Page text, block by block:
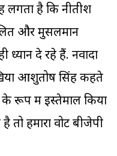
लगता है कि नीतीश
और मुसलमान
ध्यान दे रहे हैं. नवादा
आशुतोष सिंह कहते
के रूप में इस्तेमाल किया
तो हमारा वोट बीजेपी